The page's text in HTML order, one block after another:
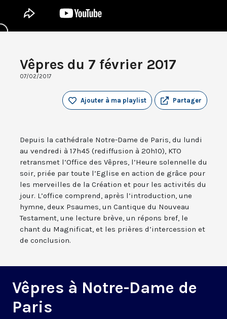
Vêpres du 7 février 2017
07/02/2017
Partager
Ajouter à ma playlist
Depuis la cathédrale Notre-Dame de Paris, du lundi
au vendredi à 17h45 (rediffusion à 20h10), KTO
retransmet l’Office des Vêpres, l’Heure solennelle du
soir, priée par toute l’Eglise en action de grâce pour
les merveilles de la Création et pour les activités du
jour. L’office comprend, après l’introduction, une
hymne, deux Psaumes, un Cantique du Nouveau
Testament, une lecture brève, un répons bref, le
chant du Magnificat, et les prières d’intercession et
de conclusion.
Vêpres à Notre-Dame de
Paris